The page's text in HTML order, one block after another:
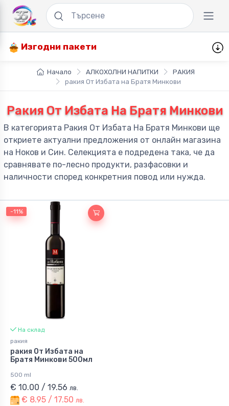
Изгодни пакети
Начало АЛКОХОЛНИ НАПИТКИ
РАКИЯ
ракия От Избата на Братя Минкови
Ракия От Избата На Братя Минкови
В категорията Ракия От Избата На Братя Минкови ще
откриете актуални предложения от онлайн магазина
на Ноков и Син. Селекцията е подредена така, че да
сравнявате по-лесно продукти, разфасовки и
наличности според конкретния повод или нужда.
-11%
На склад
ракия
ракия От Избата на
Братя Минкови 500мл
500 ml
€ 10.00 / 19.56 лв.
€ 8.95 / 17.50 лв.